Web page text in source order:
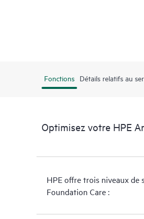
Fonctions Détails relatifs au
Optimisez votre HPE
HPE offre trois niveaux
Foundation Care :